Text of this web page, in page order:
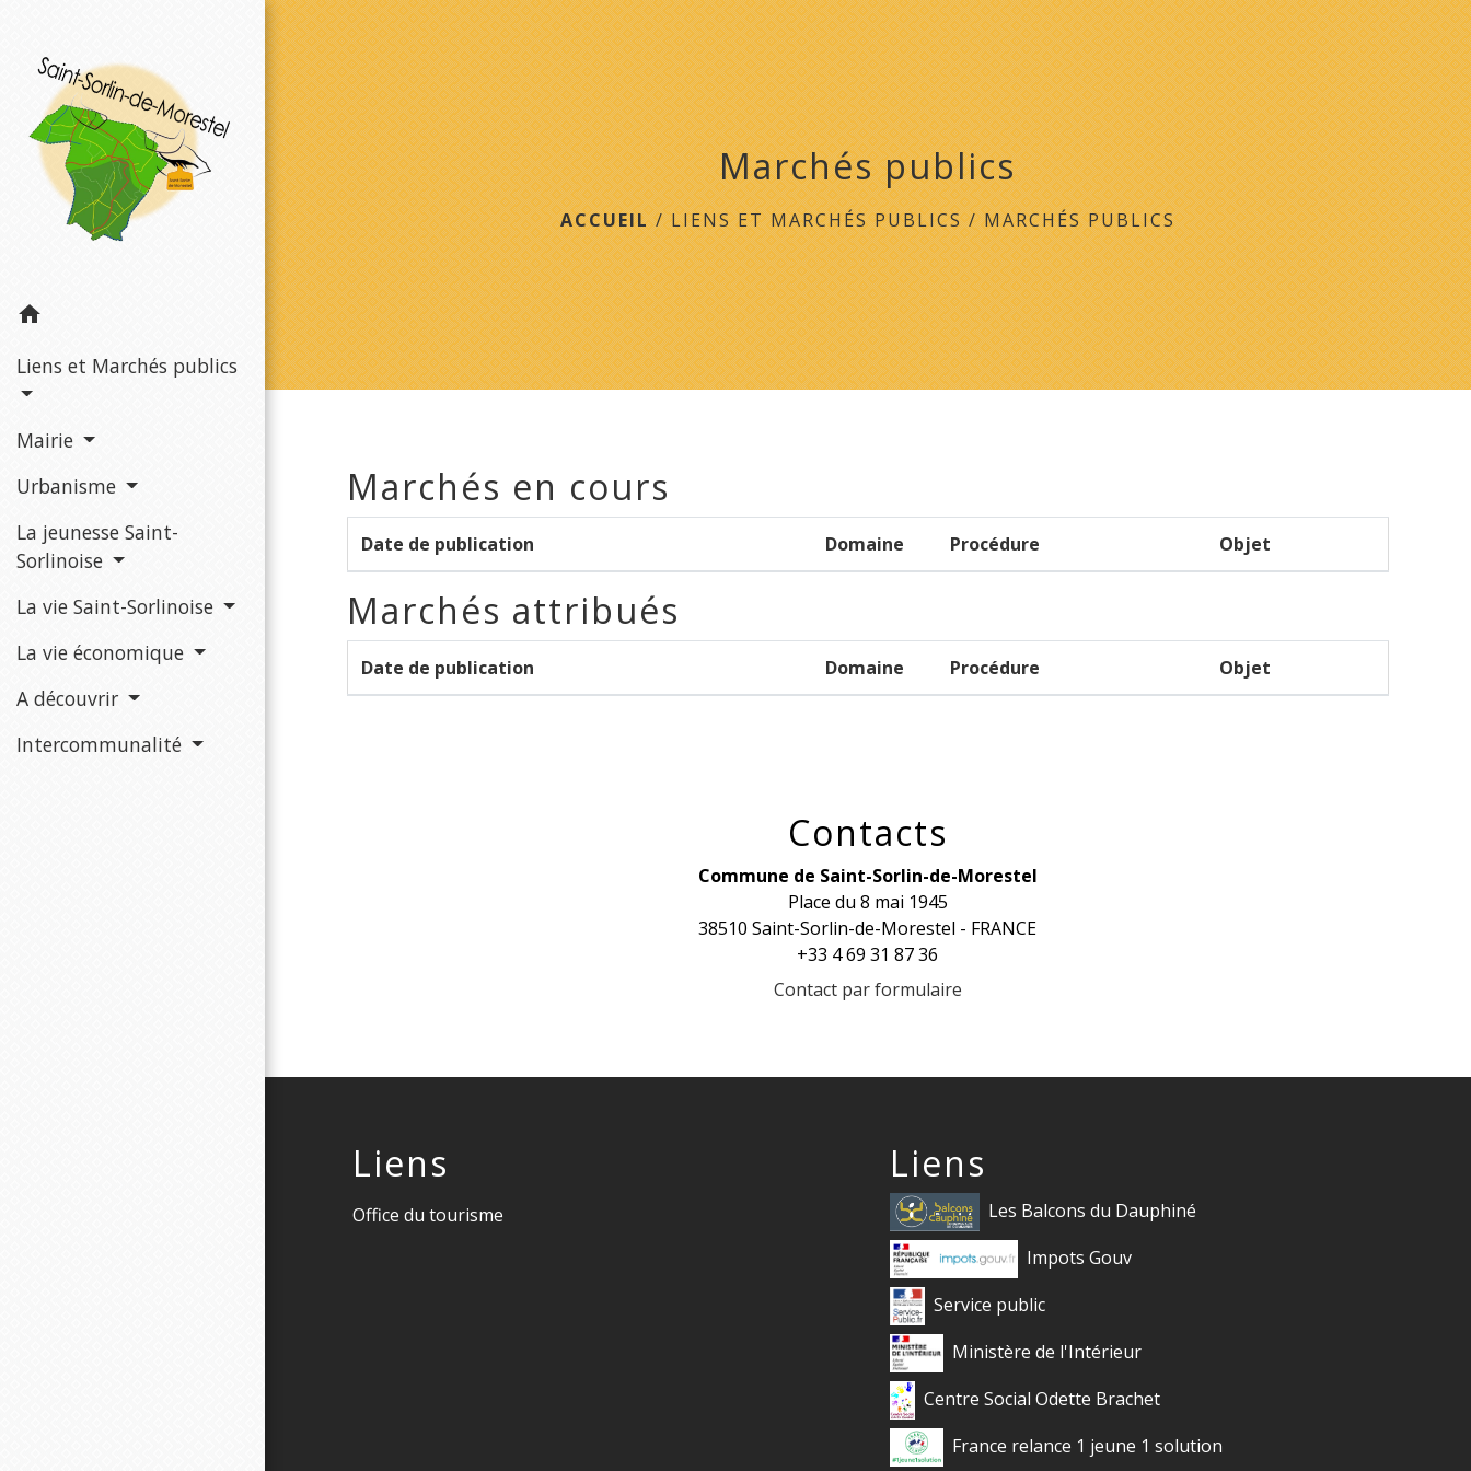
home
Liens et Marchés publics
Mairie
Urbanisme
La jeunesse Saint-
Sorlinoise
La vie Saint-Sorlinoise
La vie économique
A découvrir
Intercommunalité
Marchés publics
ACCUEIL/LIENS ET MARCHÉS PUBLICS/MARCHÉS PUBLICS
Marchés en cours
Date de publication Domaine Procédure Objet
Marchés attribués
Date de publication Domaine Procédure Objet
Contacts
Commune de Saint-Sorlin-de-Morestel
Place du 8 mai 1945
38510 Saint-Sorlin-de-Morestel - FRANCE
+33 4 69 31 87 36
Contact par formulaire
Liens
Office du tourisme
Liens
Les Balcons du Dauphiné
Impots Gouv
Service public
Ministère de l'Intérieur
Centre Social Odette Brachet
France relance 1 jeune 1 solution